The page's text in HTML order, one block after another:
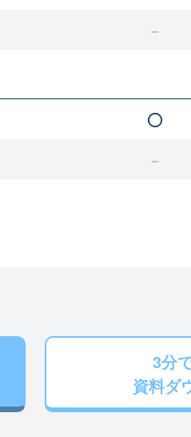
3分
資料ダ